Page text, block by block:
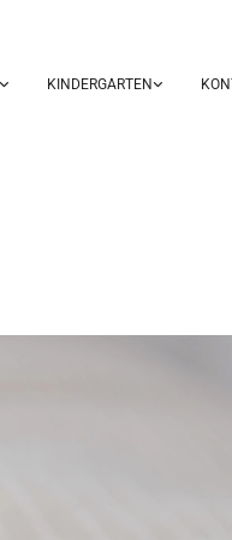
KINDERGARTEN